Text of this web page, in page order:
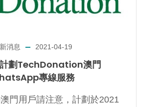
消息 2021-04-19
劃TechDonation澳門
專線服務
門用戶請注意，計劃於2021